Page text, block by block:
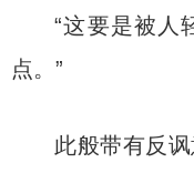
“这要是被人
点。”
此般带有反